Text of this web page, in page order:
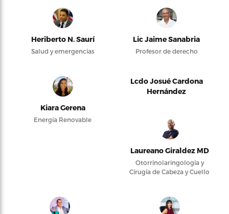
Heriberto N. Saurí
Salud y emergencias
Lic Jaime Sanabria
Profesor de derecho
Kiara Gerena
Energía Renovable
Lcdo Josué Cardona
Hernández
Laureano Giraldez MD
Otorrinolaringología y
Cirugía de Cabeza y Cuello